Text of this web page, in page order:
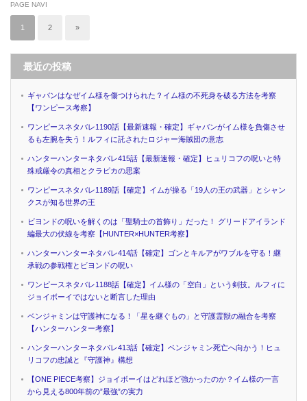
PAGE NAVI
1 2 »
最近の投稿
ギャバンはなぜイム様を傷つけられた？イム様の不死身を破る方法を考察
【ワンピース考察】
ワンピースネタバレ1190話【最新速報・確定】ギャバンがイム様を負傷させ
るも左腕を失う！ルフィに託されたロジャー海賊団の意志
ハンターハンターネタバレ415話【最新速報・確定】ヒュリコフの呪いと特
殊戒厳令の真相とクラピカの思案
ワンピースネタバレ1189話【確定】イムが操る「19人の王の武器」とシャン
クスが知る世界の王
ビヨンドの呪いを解くのは「聖騎士の首飾り」だった！ グリードアイランド
編最大の伏線を考察【HUNTER×HUNTER考察】
ハンターハンターネタバレ414話【確定】ゴンとキルアがワブルを守る！継
承戦の参戦権とビヨンドの呪い
ワンピースネタバレ1188話【確定】イム様の「空白」という剣技。ルフィに
ジョイボーイではないと断言した理由
ベンジャミンは守護神になる！「星を継ぐもの」と守護霊獣の融合を考察
【ハンターハンター考察】
ハンターハンターネタバレ413話【確定】ベンジャミン死亡へ向かう！ヒュ
リコフの忠誠と『守護神』構想
【ONE PIECE考察】ジョイボーイはどれほど強かったのか？イム様の一言
から見える800年前の”最強”の実力